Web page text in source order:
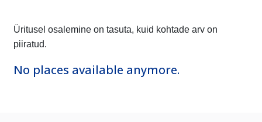
Üritusel osalemine on tasuta, kuid kohtade arv on
piiratud.
No places available anymore.